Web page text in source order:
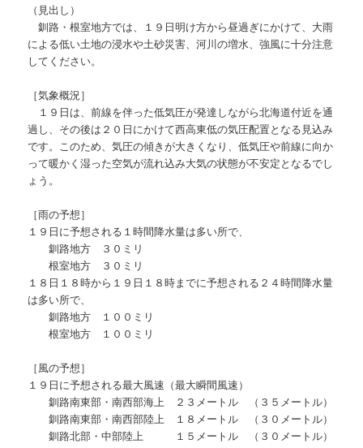
（見出し）
釧路・根室地方では、１９日明け方から昼過ぎにかけて、大雨
による低い土地の浸水や土砂災害、河川の増水、強風に十分注意
してください。
［気象概況］
１９日は、前線を伴った低気圧が発達しながら北海道付近を通
過し、その後は２０日にかけて西高東低の気圧配置となる見込み
です。このため、気圧の傾きが大きくなり、低気圧や前線に向か
って暖かく湿った空気が流れ込み大気の状態が不安定となるでし
ょう。
［雨の予想］
１９日に予想される１時間降水量は多い所で、
釧路地方 ３０ミリ
根室地方 ３０ミリ
１８日１８時から１９日１８時までに予想される２４時間降水量
は多い所で、
釧路地方 １００ミリ
根室地方 １００ミリ
［風の予想］
１９日に予想される最大風速（最大瞬間風速）
釧路南東部・南西部海上 ２３メートル （３５メートル）
釧路南東部・南西部陸上 １８メートル （３０メートル）
釧路北部・中部陸上 １５メートル （３０メートル）